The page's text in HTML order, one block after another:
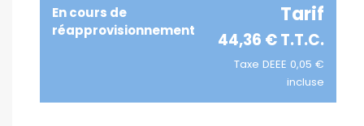
En cours de
réapprovisionnement
Tarif
44,36 € T.T.C.
Taxe DEEE 0,05 €
incluse